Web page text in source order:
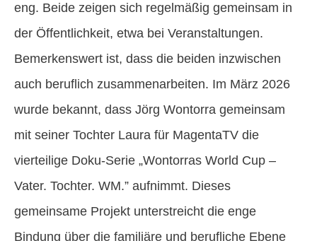
eng. Beide zeigen sich regelmäßig gemeinsam in
der Öffentlichkeit, etwa bei Veranstaltungen.
Bemerkenswert ist, dass die beiden inzwischen
auch beruflich zusammenarbeiten. Im März 2026
wurde bekannt, dass Jörg Wontorra gemeinsam
mit seiner Tochter Laura für MagentaTV die
vierteilige Doku-Serie „Wontorras World Cup –
Vater. Tochter. WM.” aufnimmt. Dieses
gemeinsame Projekt unterstreicht die enge
Bindung über die familiäre und berufliche Ebene